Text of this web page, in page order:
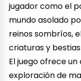
jugador como el
mundo asolado
reinos sombríos,
criaturas y
El juego ofrece
exploración de